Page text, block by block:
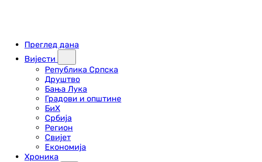
Преглед дана
Вијести
Република Српска
Друштво
Бања Лука
Градови и општине
БиХ
Србија
Регион
Свијет
Економија
Хроника